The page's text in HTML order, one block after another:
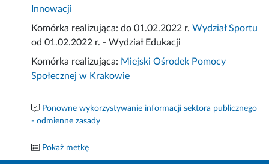
Innowacji
Komórka realizująca: do 01.02.2022 r. Wydział Sportu
od 01.02.2022 r. - Wydział Edukacji
Komórka realizująca: Miejski Ośrodek Pomocy
Społecznej w Krakowie
Ponowne wykorzystywanie informacji sektora publicznego
- odmienne zasady
Pokaż metkę